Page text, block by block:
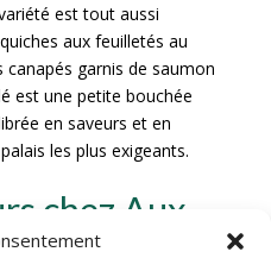
est tout aussi
aux feuilletés au
garnis de saumon
est une petite bouchée
en saveurs et en
les plus exigeants.
chez Aux